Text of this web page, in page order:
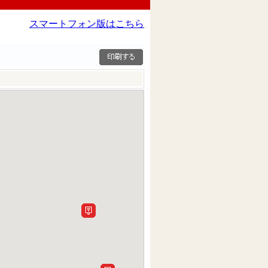
スマートフォン版はこちら